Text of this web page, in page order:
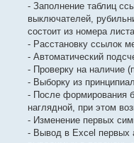
- Заполнение таблиц
выключателей,
состоит из номера
- Расстановку ссылок
- Автоматический
- Проверку на наличие
- Выборку из
- После формирования
наглядной, при этом
- Изменение первых
- Вывод в Excel первых